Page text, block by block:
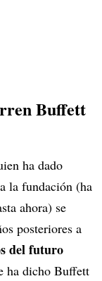
Buffett
ha dado
la fundación (ha
ahora) se
posteriores a
del futuro
ha dicho Buffett